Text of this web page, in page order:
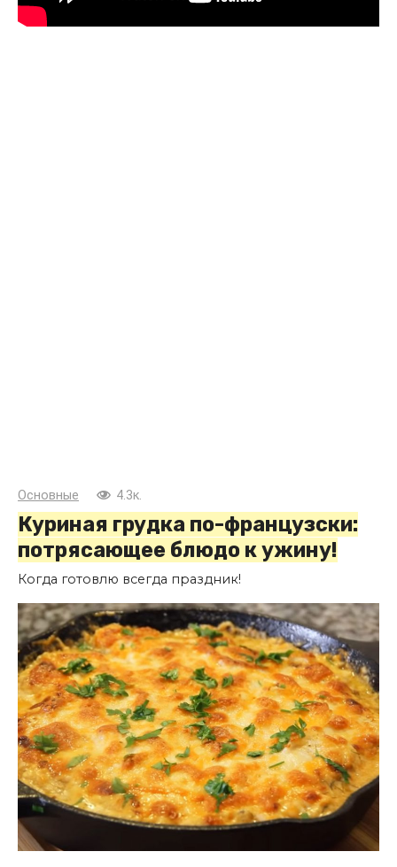
Основные 4.3к.
Куриная грудка по-французски:
потрясающее блюдо к ужину!
Когда готовлю всегда праздник!